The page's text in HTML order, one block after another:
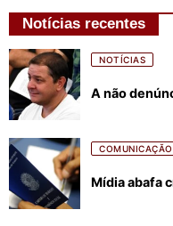
Notícias recentes
NOTÍCIAS
A não
COMUNICAÇÃO
Mídia abafa